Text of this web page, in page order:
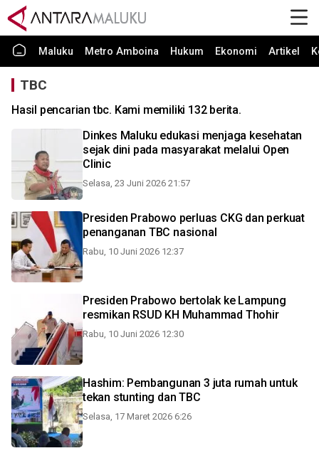
Maluku Metro Amboina Hukum Ekonomi Artikel
TBC
Hasil pencarian tbc. Kami memiliki 132 berita.
Dinkes Maluku edukasi menjaga kesehatan
sejak dini pada masyarakat melalui Open
Clinic
Selasa, 23 Juni 2026 21:57
Presiden Prabowo perluas CKG dan perkuat
penanganan TBC nasional
Rabu, 10 Juni 2026 12:37
Presiden Prabowo bertolak ke Lampung
resmikan RSUD KH Muhammad Thohir
Rabu, 10 Juni 2026 12:30
Hashim: Pembangunan 3 juta rumah untuk
tekan stunting dan TBC
Selasa, 17 Maret 2026 6:26